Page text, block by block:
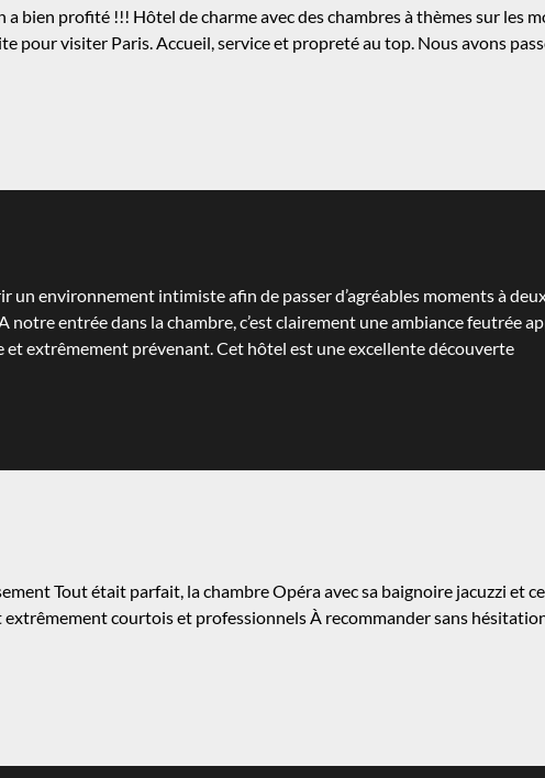
bien profité !!! Hôtel de charme avec des chambres à thèmes sur les
pour visiter Paris. Accueil, service et propreté au top. Nous avons
un environnement intimiste afin de passer d’agréables moments à
notre entrée dans la chambre, c’est clairement une ambiance feutrée
et extrêmement prévenant. Cet hôtel est une excellente découverte
Tout était parfait, la chambre Opéra avec sa baignoire jacuzzi et
extrêmement courtois et professionnels À recommander sans